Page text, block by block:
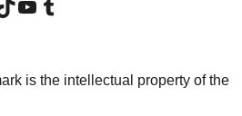
TikTok 账号访问我们的 YouTube 频道 访问我们的 Tumblr 账号
is the intellectual property of the